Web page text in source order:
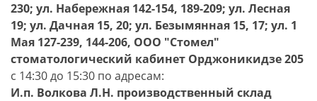
230; ул. Набережная 142-154, 189-209; ул. Лесная
19; ул. Дачная 15, 20; ул. Безымянная 15, 17; ул. 1
Мая 127-239, 144-206, ООО "Стомел"
стоматологический кабинет Орджоникидзе 205
с 14:30 до 15:30 по адресам:
И.п. Волкова Л.Н. производственный склад